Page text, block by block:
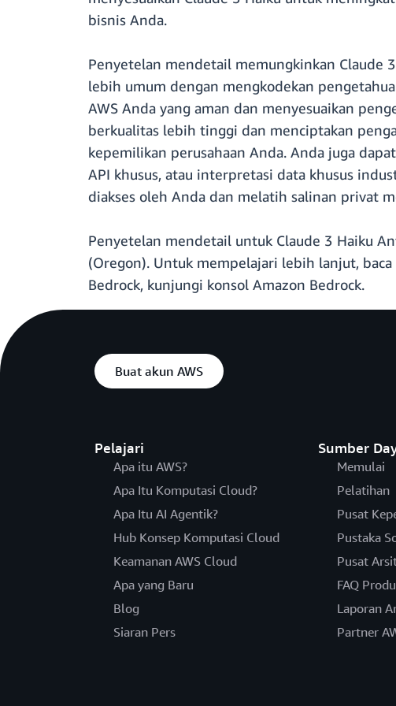
bisnis Anda.
Penyetelan mendetail memungkinkan Claude
lebih umum dengan mengkodekan
AWS Anda yang aman dan menyesuaikan
berkualitas lebih tinggi dan menciptakan
kepemilikan perusahaan Anda. Anda juga
API khusus, atau interpretasi data khusus
diakses oleh Anda dan melatih salinan privat
Penyetelan mendetail untuk Claude 3 Haiku
(Oregon). Untuk mempelajari lebih lanjut, baca
Bedrock, kunjungi konsol Amazon Bedrock.
Buat akun AWS
Pelajari
Apa itu AWS?
Apa Itu Komputasi Cloud?
Apa Itu AI Agentik?
Hub Konsep Komputasi Cloud
Keamanan AWS Cloud
Apa yang Baru
Blog
Siaran Pers
Sumber
Memulai
Pelatihan
Pusat
Pustaka
Pusat
FAQ
Laporan
Partner